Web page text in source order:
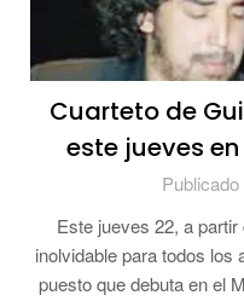
Cuarteto de
este jueves
Este jueves 22, a
inolvidable para todos
puesto que debuta en el